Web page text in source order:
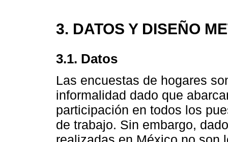
3. DATOS Y DISEÑO
3.1. Datos
Las encuestas de hogares
informalidad dado que
participación en todos los
de trabajo. Sin embargo,